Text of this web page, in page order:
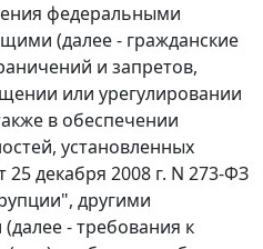
федеральными
(далее - гражданские
и запретов,
или урегулировании
в обеспечении
установленных
декабря 2008 г. N 273-ФЗ
другими
- требования к